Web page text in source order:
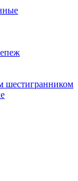
шестигранником